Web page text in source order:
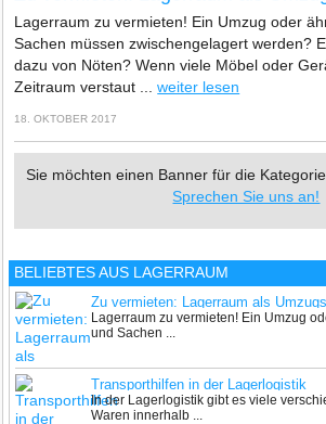
Lagerraum zu vermieten! Ein Umzug oder
Sachen müssen zwischengelagert werden?
dazu von Nöten? Wenn viele Möbel oder
Zeitraum verstaut ...weiter lesen
18. OKTOBER 2017
Sie möchten einen Banner für die
Sprechen Sie uns an!
BELIEBTES AUS LAGERRAUM
Zu vermieten: Lagerraum als
Lagerraum zu vermieten! Ein Umzug
und Sachen ...
Transporthilfen in der Lagerlogistik
In der Lagerlogistik gibt es viele
Waren innerhalb ...